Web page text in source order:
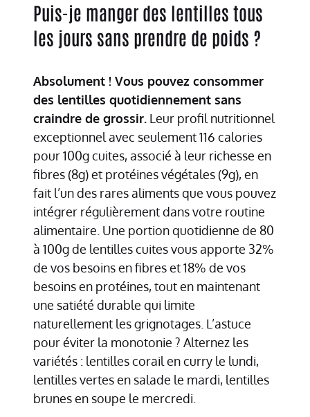
Puis-je manger des lentilles tous
les jours sans prendre de poids ?
Absolument ! Vous pouvez consommer
des lentilles quotidiennement sans
craindre de grossir. Leur profil nutritionnel
exceptionnel avec seulement 116 calories
pour 100g cuites, associé à leur richesse en
fibres (8g) et protéines végétales (9g), en
fait l’un des rares aliments que vous pouvez
intégrer régulièrement dans votre routine
alimentaire. Une portion quotidienne de 80
à 100g de lentilles cuites vous apporte 32%
de vos besoins en fibres et 18% de vos
besoins en protéines, tout en maintenant
une satiété durable qui limite
naturellement les grignotages. L’astuce
pour éviter la monotonie ? Alternez les
variétés : lentilles corail en curry le lundi,
lentilles vertes en salade le mardi, lentilles
brunes en soupe le mercredi.